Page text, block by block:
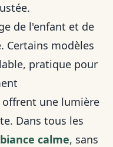
de l'enfant et de
Certains modèles
pratique pour
une lumière
Dans tous les
calme, sans